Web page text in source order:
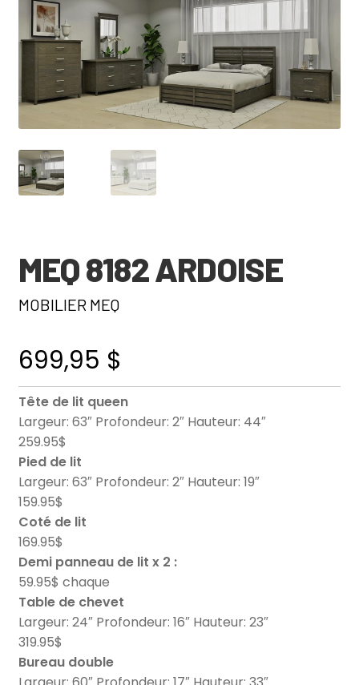
MEQ 8182 ARDOISE
MOBILIER MEQ
699,95 $
Tête de lit queen
Largeur: 63″ Profondeur: 2″ Hauteur: 44″
259.95$
Pied de lit
Largeur: 63″ Profondeur: 2″ Hauteur: 19″
159.95$
Coté de lit
169.95$
Demi panneau de lit x 2 :
59.95$ chaque
Table de chevet
Largeur: 24″ Profondeur: 16″ Hauteur: 23″
319.95$
Bureau double